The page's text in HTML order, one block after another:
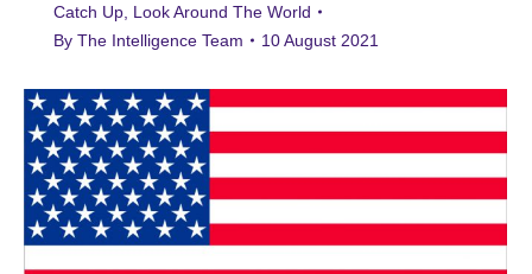
Catch Up Look Around The World
By The Intelligence Team 10 August 2021